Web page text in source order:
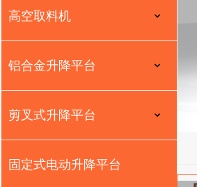
高空取料机
铝合金升降平台
剪叉式升降平台
固定式电动升降平台